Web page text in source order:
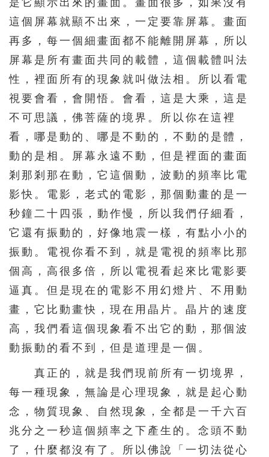
是它顯示出來的畫面。畫面很多，如果沒有
這個屏幕就顯不出來，一定要靠屏幕。畫面
再多，每一個細畫面都不能離開屏幕，所以
屏幕是所有畫面共同的載體，這個載體叫法
性，裡面所有的現象就叫做法相。所以看電
視要會看，會開悟。會看，這是大乘，這是
不可思議，佛菩薩的境界。所以你在這裡
看，哪是動的、哪是不動的，不動的是體，
動的是相。屏幕永遠不動，但是裡面的畫面
剎那剎那在動，它這個動，波動的頻率比電
影快。電影，老式的電影，那個動畫的是一
秒鐘二十四張，動作慢，所以我們仔細看，
它還有振動的，好像地震一樣，有點小小的
振動。電視你看不到，就是電視的頻率比那
個高，高很多倍，所以電視看起來比電影要
逼真。但是現在的電影不用幻燈片、不用動
畫，它比動畫快，現在用晶片。晶片的速度
高，我們看這個現象看不出它的動，那個波
動振動的看不到，但是道理是一個。
真正的，就是我們現前所有一切境界，
每一種現象，無論是心理現象，就是起心動
念，物質現象、自然現象，全都是一千六百
兆分之一秒這個頻率之下產生的。念頭不動
了，什麼都沒有了。所以佛說「一切法從心